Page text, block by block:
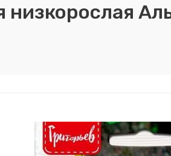
низкорослая